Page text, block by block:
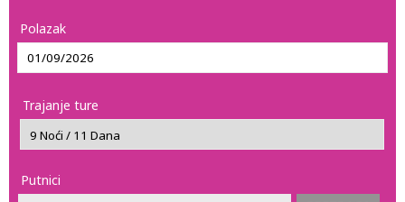
Polazak
Trajanje ture
Putnici